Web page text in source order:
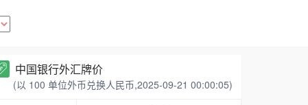
中国银行外汇牌价
(以 100 单位外币兑换人民币,2025-09-21 00:00:05)